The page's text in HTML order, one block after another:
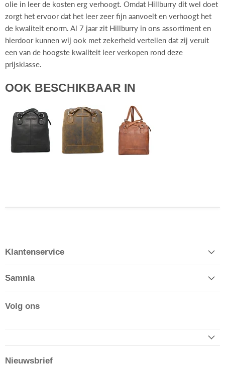
olie in leer de kosten erg verhoogt. Omdat Hillburry dit wel doet
zorgt het ervoor dat het leer zeer fijn aanvoelt en verhoogt het
de kwaliteit enorm. Al 7 jaar zit Hillburry in ons assortiment en
hierdoor kunnen wij ook met zekerheid vertellen dat zij veruit
een van de hoogste kwaliteit leer verkopen rond deze
prijsklasse.
OOK BESCHIKBAAR IN
Klantenservice
Samnia
Volg ons
Nieuwsbrief